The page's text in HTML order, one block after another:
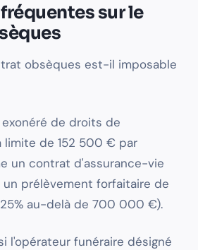
sur le
obsèques est-il imposable
de droits de
limite de 152 500 € par
un contrat d'assurance-vie
un prélèvement forfaitaire de
au-delà de 700 000 €).
l'opérateur funéraire désigné